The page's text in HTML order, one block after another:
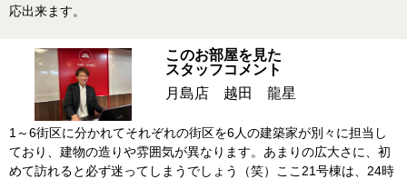
応出来ます。
このお部屋を見た
スタッフコメント
月島店 越田 龍星
1～6街区に分かれてそれぞれの街区を6人の建築家が別々に担当し
ており、建物の造りや雰囲気が異なります。あまりの広大さに、初
めて訪れると必ず迷ってしまうでしょう（笑）ここ21号棟は、24時